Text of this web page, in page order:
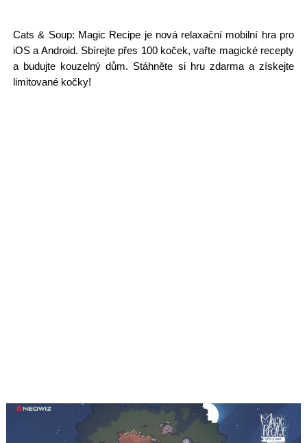
Cats & Soup: Magic Recipe je nová relaxační mobilní hra pro
iOS a Android. Sbírejte přes 100 koček, vařte magické recepty
a budujte kouzelný dům. Stáhněte si hru zdarma a získejte
limitované kočky!